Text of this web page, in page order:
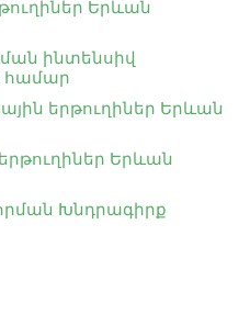
Երևան
ինտենսիվ
համար
երթուղիներ Երևան
Երևան
Խնդրագիրք